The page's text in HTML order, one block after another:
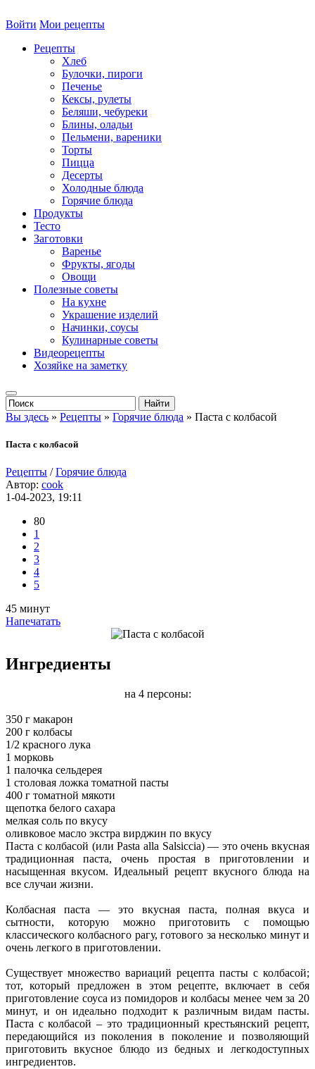
Войти Мои рецепты
Рецепты
Хлеб
Булочки, пироги
Печенье
Кексы, рулеты
Беляши, чебуреки
Блины, оладьи
Пельмени, вареники
Торты
Пицца
Десерты
Холодные блюда
Горячие блюда
Продукты
Тесто
Заготовки
Варенье
Фрукты, ягоды
Овощи
Полезные советы
На кухне
Украшение изделий
Начинки, соусы
Кулинарные советы
Видеорецепты
Хозяйке на заметку
Вы здесь » Рецепты » Горячие блюда » Паста с колбасой
Паста с колбасой
Рецепты /Горячие блюда
Автор: cook
1-04-2023, 19:11
80
1
2
3
4
5
45 минут
Напечатать
Ингредиенты
на 4 персоны:
350 г макарон
200 г колбасы
1/2 красного лука
1 морковь
1 палочка сельдерея
1 столовая ложка томатной пасты
400 г томатной мякоти
щепотка белого сахара
мелкая соль по вкусу
оливковое масло экстра вирджин по вкусу
Паста с колбасой (или Pasta alla Salsiccia) — это очень вкусная
традиционная паста, очень простая в приготовлении и
насыщенная вкусом. Идеальный рецепт вкусного блюда на
все случаи жизни.
Колбасная паста — это вкусная паста, полная вкуса и
сытности, которую можно приготовить с помощью
классического колбасного рагу, готового за несколько минут и
очень легкого в приготовлении.
Существует множество вариаций рецепта пасты с колбасой;
тот, который предложен в этом рецепте, включает в себя
приготовление соуса из помидоров и колбасы менее чем за 20
минут, и он идеально подходит к различным видам пасты.
Паста с колбасой – это традиционный крестьянский рецепт,
передающийся из поколения в поколение и позволяющий
приготовить вкусное блюдо из бедных и легкодоступных
ингредиентов.